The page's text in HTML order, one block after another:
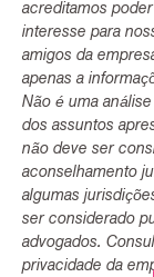
acreditamos
interesse para
amigos da
apenas a
Não é uma
dos assuntos
não deve ser
aconselhamento
algumas
ser considerado
advogados.
privacidade da